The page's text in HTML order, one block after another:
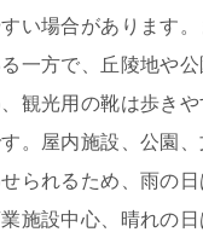
い場合があります
一方で、丘陵地や
観光用の靴は歩き
。屋内施設、公園
られるため、雨の
施設中心、晴れの